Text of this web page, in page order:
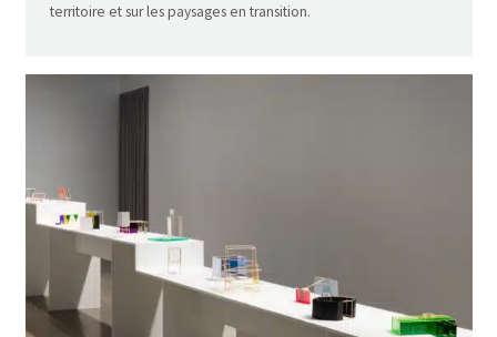
territoire et sur les paysages en transition.